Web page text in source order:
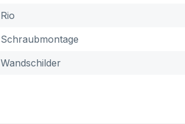
Rio
Schraubmontage
Wandschilder